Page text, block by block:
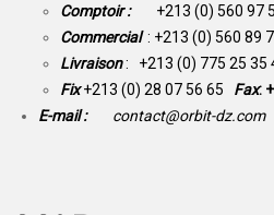
Comptoir : +213 (0) 560 97
Commercial : +213 (0) 560 89
Livraison: +213 (0) 775 25 35
Fix +213 (0) 28 07 56 65 Fax: +
E-mail :
contact@orbit-dz.com